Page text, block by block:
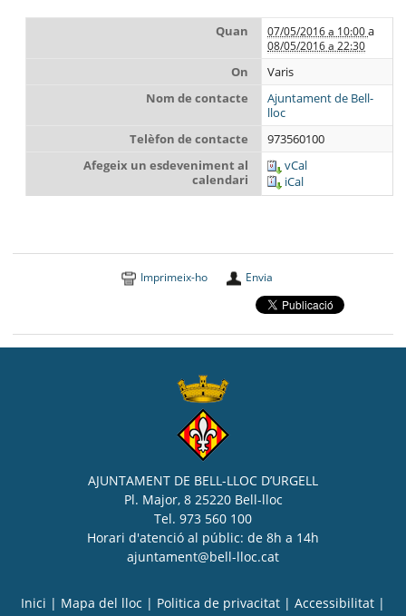
Quan 07/05/2016 a 10:00a
08/05/2016 a 22:30
On
Varis
Nom de contacte
Ajuntament de Bell-
lloc
Telèfon de contacte
973560100
Afegeix un esdeveniment al
calendari
vCal
iCal
Imprimeix-ho Envia
AJUNTAMENT DE BELL-LLOC D’URGELL
Pl. Major, 8 25220 Bell-lloc
Tel. 973 560 100
Horari d'atenció al públic: de 8h a 14h
ajuntament@bell-lloc.cat
Inici | Mapa del lloc | Politica de privacitat | Accessibilitat |